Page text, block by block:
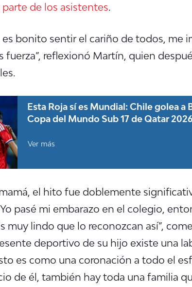
de los asistentes.
bonito sentir el cariño de todos, me
fuerza”, reflexionó Martín, quien
Esta Roja sí es Mundial: Chile golea a
Copa del Mundo Sub 17 de Qatar 2026
Ver más
el hito fue doblemente
pasé mi embarazo en el colegio,
muy lindo que lo reconozcan así”,
deportivo de su hijo existe una
es como una coronación a todo el
de él, también hay toda una familia